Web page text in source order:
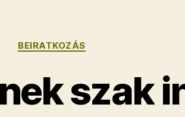
Kategóriák
BEIRATKOZÁS
szak